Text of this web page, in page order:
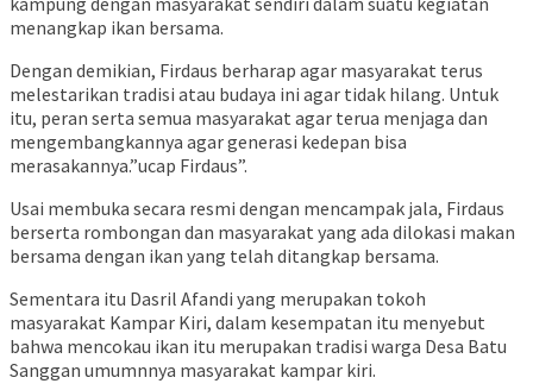
menangkap ikan bersama.
Dengan demikian, Firdaus berharap agar masyarakat terus
melestarikan tradisi atau budaya ini agar tidak hilang. Untuk
itu, peran serta semua masyarakat agar terua menjaga dan
mengembangkannya agar generasi kedepan bisa
merasakannya.”ucap Firdaus”.
Usai membuka secara resmi dengan mencampak jala, Firdaus
berserta rombongan dan masyarakat yang ada dilokasi makan
bersama dengan ikan yang telah ditangkap bersama.
Sementara itu Dasril Afandi yang merupakan tokoh
masyarakat Kampar Kiri, dalam kesempatan itu menyebut
bahwa mencokau ikan itu merupakan tradisi warga Desa Batu
Sanggan umumnnya masyarakat kampar kiri.